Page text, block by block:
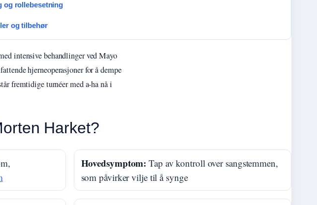
og rollebesetning
og tilbehør
intensive behandlinger ved Mayo
hjerneoperasjoner for å dempe
fremtidige turnéer med a-ha nå i
Harket?
Hovedsymptom: Tap av kontroll over sangstemmen,
som påvirker vilje til å synge